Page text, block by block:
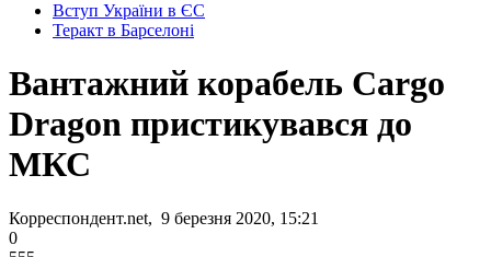
Вступ України в ЄС
Теракт в Барселоні
Вантажний корабель Cargo
Dragon пристикувався до
МКС
Корреспондент.net, 9 березня 2020, 15:21
0